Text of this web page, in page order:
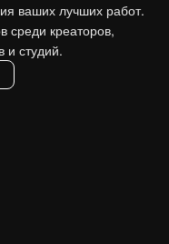
ваших лучших работ.
среди креаторов,
и студий.